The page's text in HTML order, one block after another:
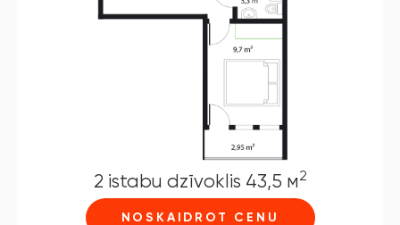
2 istabu dzīvoklis 43,5 м2
NOSKAIDROT CENU